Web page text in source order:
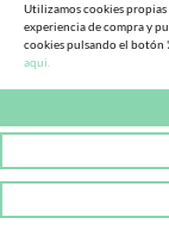
consultadas,
más su experiencia.
Publicitarias
Estas cookies
mensajes
Política de
Lea más sobre el
Utilizamos cookies
experiencia de compra y
cookies pulsando el botón
aqui.